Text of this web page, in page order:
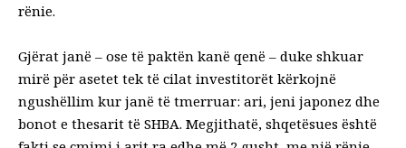
rënie.
Gjërat janë – ose të paktën kanë qenë – duke shkuar
mirë për asetet tek të cilat investitorët kërkojnë
ngushëllim kur janë të tmerruar: ari, jeni japonez dhe
bonot e thesarit të SHBA. Megjithatë, shqetësues është